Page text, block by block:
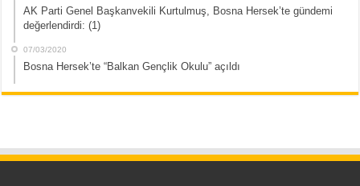
AK Parti Genel Başkanvekili Kurtulmuş, Bosna Hersek’te gündemi
değerlendirdi: (1)
07/03/2020
Bosna Hersek’te “Balkan Gençlik Okulu” açıldı